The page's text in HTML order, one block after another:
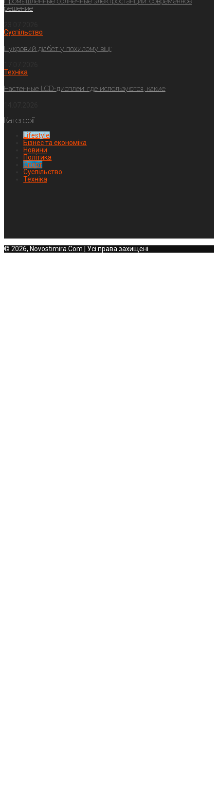
решение
Суспільство
Цукровий діабет у похилому віці:
Техніка
Настенные LCD-дисплеи: где используются, какие
Категорії
Lifestyle
Бізнес та економіка
Новини
Політика
Спорт
Суспільство
Техніка
© 2026, Novostimira.Com | Усі права захищені